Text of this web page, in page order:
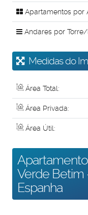
Apartamentos por
Andares por
Medidas do
Área Total:
Área Privada:
Área Útil:
Verde Betim
Espanha